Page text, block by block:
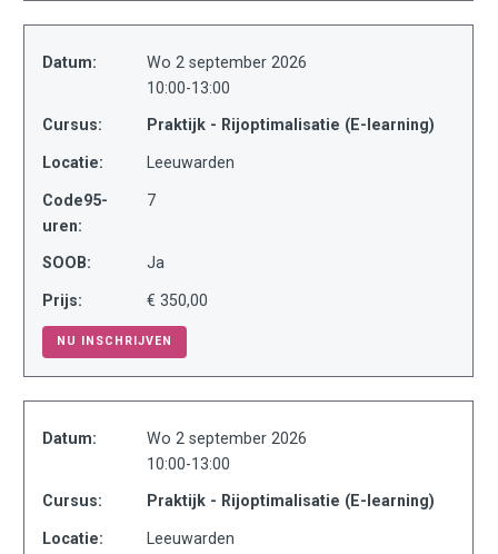
Datum:
Wo 2 september 2026
10:00-13:00
Cursus: Praktijk - Rijoptimalisatie (E-learning)
Locatie: Leeuwarden
Code95-
uren:
7
SOOB: Ja
Prijs: € 350,00
NU INSCHRIJVEN
Datum:
Wo 2 september 2026
10:00-13:00
Cursus: Praktijk - Rijoptimalisatie (E-learning)
Locatie: Leeuwarden